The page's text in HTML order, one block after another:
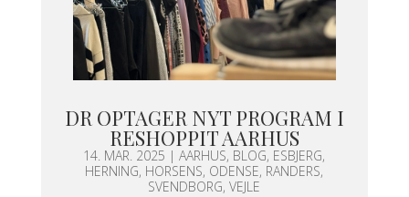
DR OPTAGER NYT PROGRAM I
RESHOPPIT AARHUS
14. MAR. 2025 |AARHUS, BLOG, ESBJERG,
HERNING, HORSENS, ODENSE, RANDERS,
SVENDBORG,VEJLE